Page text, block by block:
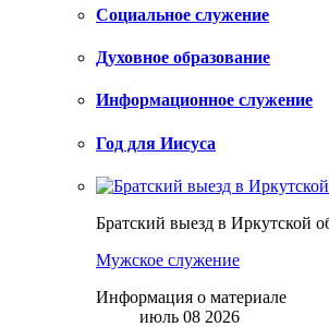
Социальное служение
Духовное образование
Информационное служение
Год для Иисуса
Братский выезд в Иркутской
Мужское служение
Информация о материале
июль 08 2026